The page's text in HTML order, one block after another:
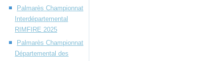
Palmarès Championnat
Interdépartemental
RIMFIRE 2025
Palmarès Championnat
Départemental des